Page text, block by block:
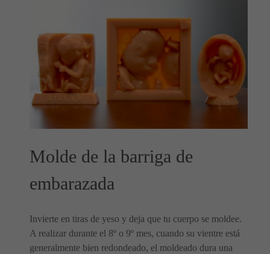
Molde de la barriga de
embarazada
Invierte en tiras de yeso y deja que tu cuerpo se moldee.
A realizar durante el 8º o 9º mes, cuando su vientre está
generalmente bien redondeado, el moldeado dura una